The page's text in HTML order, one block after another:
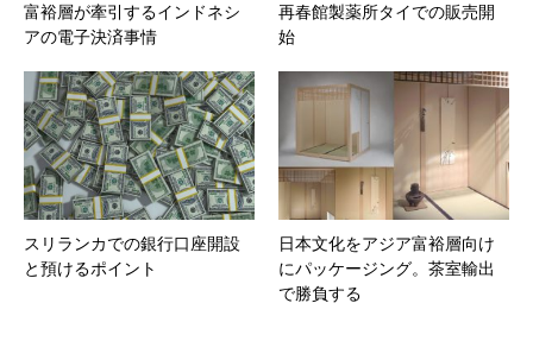
富裕層が牽引するインドネシ
アの電子決済事情
再春館製薬所タイでの販売開
始
スリランカでの銀行口座開設
と預けるポイント
日本文化をアジア富裕層向け
にパッケージング。茶室輸出
で勝負する